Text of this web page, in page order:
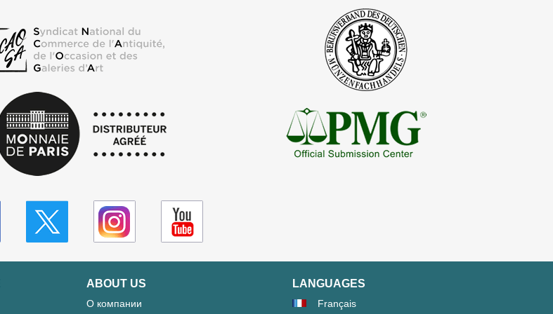
ABOUT US
О компании
LANGUAGES
Français